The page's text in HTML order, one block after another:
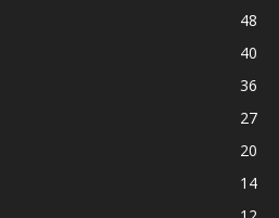
48
40
36
27
20
14